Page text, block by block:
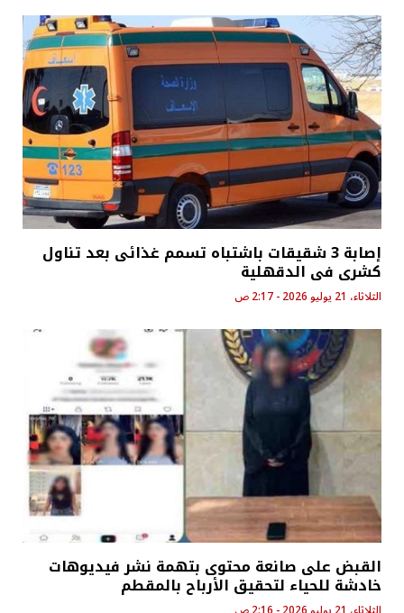
إصابة 3 شقيقات باشتباه تسمم غذائى بعد تناول
كشرى فى الدقهلية
الثلاثاء، 21 يوليو 2026 - 2:17 ص
القبض على صانعة محتوى بتهمة نشر فيديوهات
خادشة للحياء لتحقيق الأرباح بالمقطم